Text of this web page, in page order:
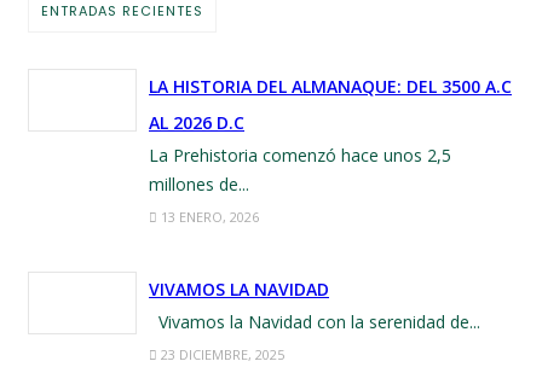
ENTRADAS RECIENTES
LA HISTORIA DEL ALMANAQUE: DEL 3500 A.C
AL 2026 D.C
La Prehistoria comenzó hace unos 2,5
millones de...
13 ENERO, 2026
VIVAMOS LA NAVIDAD
Vivamos la Navidad con la serenidad de...
23 DICIEMBRE, 2025